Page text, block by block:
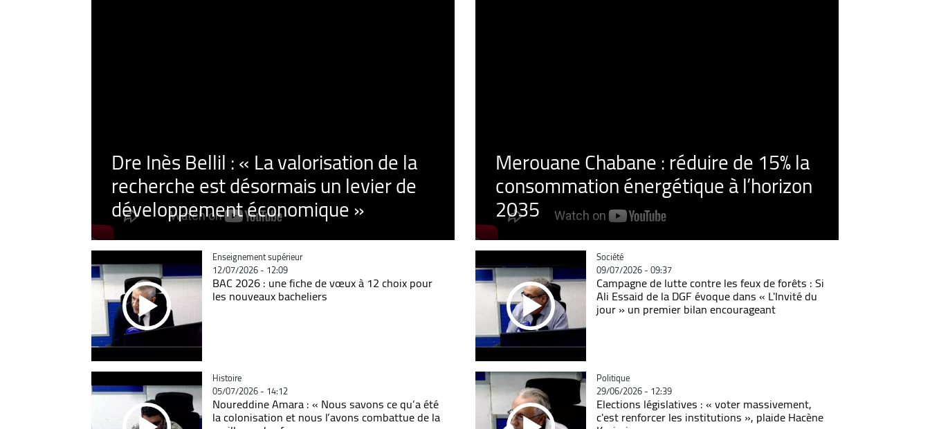
Dre Inès Bellil : « La valorisation de la
recherche est désormais un levier de
développement économique »
Merouane Chabane : réduire de 15% la
consommation énergétique à l’horizon
2035
Catégorie
Enseignement supérieur
12/07/2026 - 12:09
BAC 2026 : une fiche de vœux à 12 choix pour
les nouveaux bacheliers
Catégorie
Société
09/07/2026 - 09:37
Campagne de lutte contre les feux de forêts : Si
Ali Essaid de la DGF évoque dans « L'Invité du
jour » un premier bilan encourageant
Catégorie
Histoire
05/07/2026 - 14:12
Noureddine Amara : « Nous savons ce qu’a été
la colonisation et nous l’avons combattue de la
Catégorie
Politique
29/06/2026 - 12:39
Elections législatives : « voter massivement,
c'est renforcer les institutions », plaide Hacène